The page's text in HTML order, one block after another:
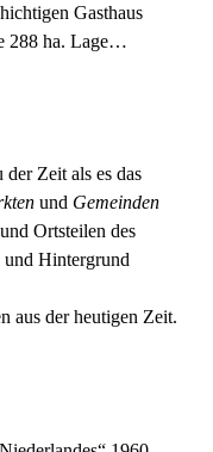
Gasthaus
288 ha. Lage…
Zeit als es das
und Gemeinden
Ortsteilen des
und Hintergrund
aus der heutigen Zeit.